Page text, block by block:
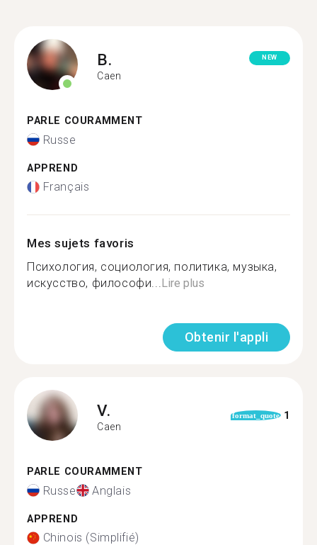
B.
Caen
NEW
PARLE COURAMMENT
Russe
APPREND
Français
Mes sujets favoris
Психология, социология, политика, музыка,
искусство, философи...Lire plus
Obtenir l'appli
V.
Caen
format_quote 1
PARLE COURAMMENT
Russe Anglais
APPREND
Chinois (Simplifié)